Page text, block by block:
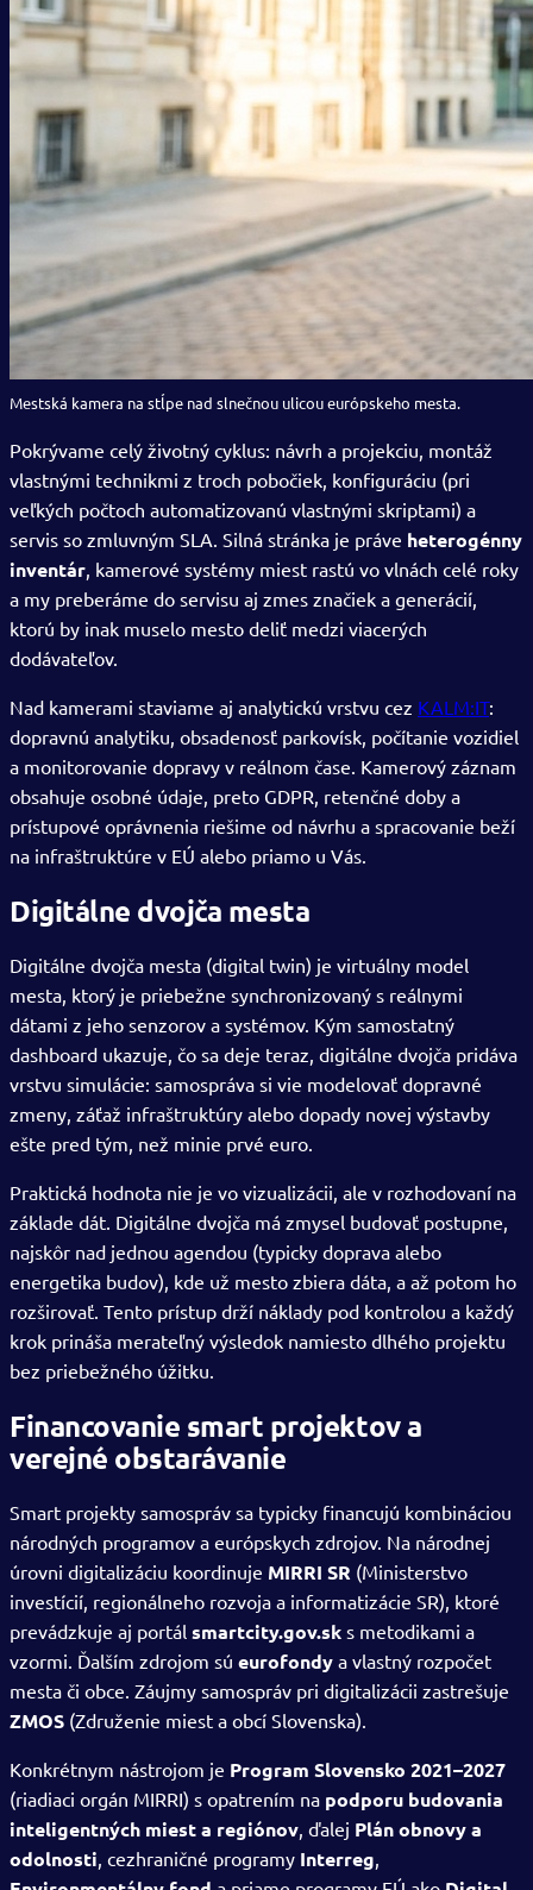
Mestská kamera na stĺpe nad slnečnou ulicou európskeho mesta.
Pokrývame celý životný cyklus: návrh a projekciu, montáž
vlastnými technikmi z troch pobočiek, konfiguráciu (pri
veľkých počtoch automatizovanú vlastnými skriptami) a
servis so zmluvným SLA. Silná stránka je práve heterogénny
inventár, kamerové systémy miest rastú vo vlnách celé roky
a my preberáme do servisu aj zmes značiek a generácií,
ktorú by inak muselo mesto deliť medzi viacerých
dodávateľov.
Nad kamerami staviame aj analytickú vrstvu cez KALM:IT:
dopravnú analytiku, obsadenosť parkovísk, počítanie vozidiel
a monitorovanie dopravy v reálnom čase. Kamerový záznam
obsahuje osobné údaje, preto GDPR, retenčné doby a
prístupové oprávnenia riešime od návrhu a spracovanie beží
na infraštruktúre v EÚ alebo priamo u Vás.
Digitálne dvojča mesta
Digitálne dvojča mesta (digital twin) je virtuálny model
mesta, ktorý je priebežne synchronizovaný s reálnymi
dátami z jeho senzorov a systémov. Kým samostatný
dashboard ukazuje, čo sa deje teraz, digitálne dvojča pridáva
vrstvu simulácie: samospráva si vie modelovať dopravné
zmeny, záťaž infraštruktúry alebo dopady novej výstavby
ešte pred tým, než minie prvé euro.
Praktická hodnota nie je vo vizualizácii, ale v rozhodovaní na
základe dát. Digitálne dvojča má zmysel budovať postupne,
najskôr nad jednou agendou (typicky doprava alebo
energetika budov), kde už mesto zbiera dáta, a až potom ho
rozširovať. Tento prístup drží náklady pod kontrolou a každý
krok prináša merateľný výsledok namiesto dlhého projektu
bez priebežného úžitku.
Financovanie smart projektov a
verejné obstarávanie
Smart projekty samospráv sa typicky financujú kombináciou
národných programov a európskych zdrojov. Na národnej
úrovni digitalizáciu koordinuje MIRRI SR (Ministerstvo
investícií, regionálneho rozvoja a informatizácie SR), ktoré
prevádzkuje aj portál smartcity.gov.sk s metodikami a
vzormi. Ďalším zdrojom sú eurofondy a vlastný rozpočet
mesta či obce. Záujmy samospráv pri digitalizácii zastrešuje
ZMOS (Združenie miest a obcí Slovenska).
Konkrétnym nástrojom je Program Slovensko 2021–2027
(riadiaci orgán MIRRI) s opatrením na podporu budovania
inteligentných miest a regiónov , ďalej Plán obnovy a
odolnosti , cezhraničné programy Interreg